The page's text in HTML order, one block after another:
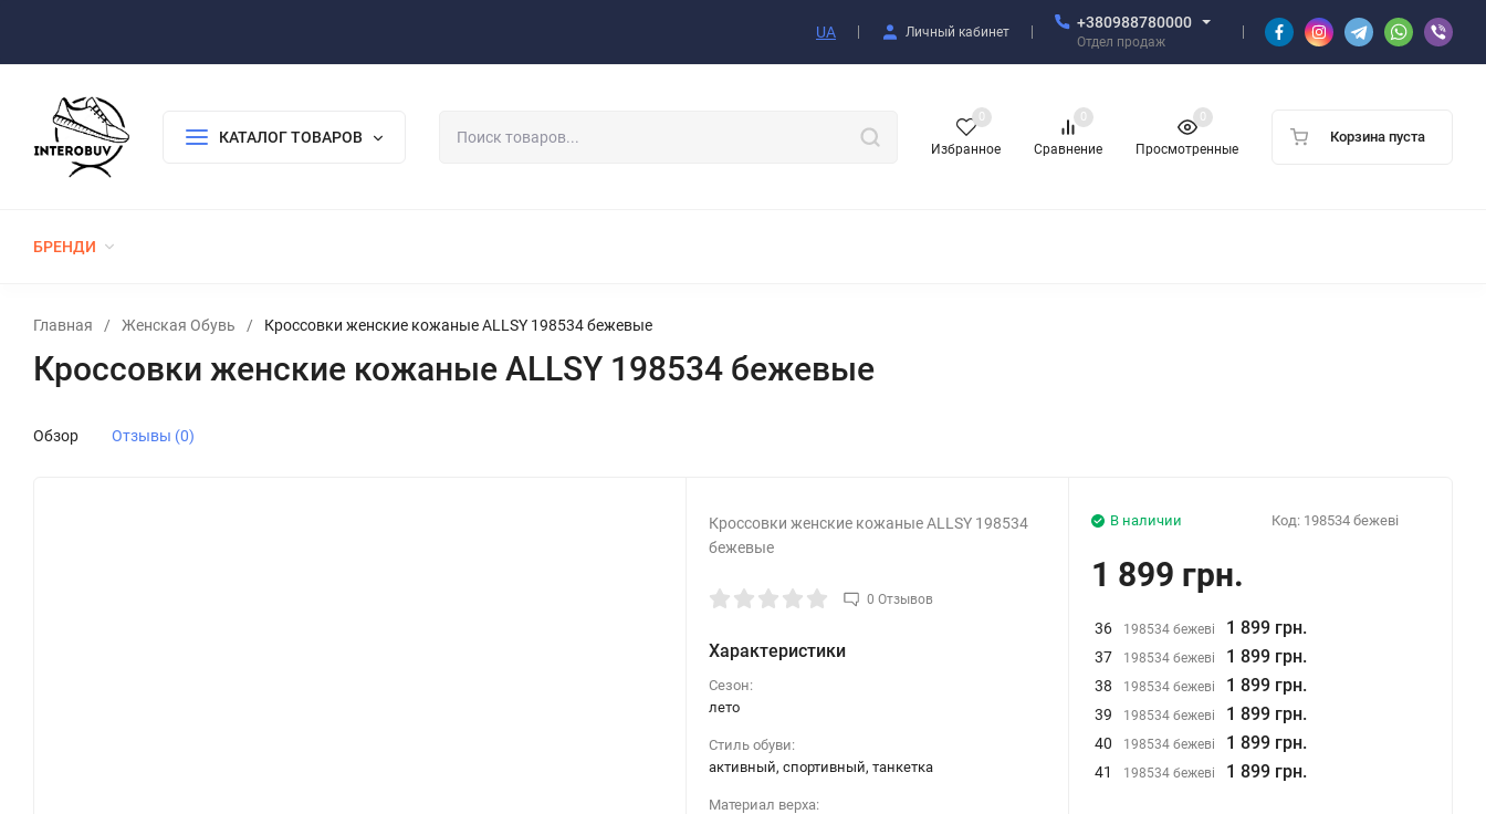
UA Личный кабинет
+380988780000
Отдел продаж
КАТАЛОГ ТОВАРОВ
Избранное
0
Сравнение
0
Просмотренные
0
Корзина пуста
БРЕНДИ
Главная / Женская Обувь / Кроссовки женские кожаные ALLSY 198534 бежевые
Кроссовки женские кожаные ALLSY 198534 бежевые
Обзор Отзывы (0)
Кроссовки женские кожаные ALLSY 198534
бежевые
0 Отзывов
Характеристики
Сезон:
лето
Стиль обуви:
активный, спортивный, танкетка
Материал верха:
В наличии Код: 198534 бежеві
1 899 грн.
36 198534 бежеві 1 899 грн.
37 198534 бежеві 1 899 грн.
38 198534 бежеві 1 899 грн.
39 198534 бежеві 1 899 грн.
40 198534 бежеві 1 899 грн.
41 198534 бежеві 1 899 грн.